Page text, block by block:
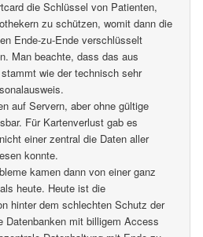
die Schlüssel von Patienten,
zu schützen, womit dann die
Ende-zu-Ende verschlüsselt
Man beachte, dass das aus
wie der technisch sehr
auf Servern, aber ohne gültige
Für Kartenverlust gab es
einer zentral die Daten aller
konnte.
kamen dann von einer ganz
heute. Heute ist die
hinter dem schlechten Schutz der
Datenbanken mit billigem Access